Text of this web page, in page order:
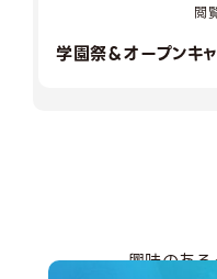
閲
学園祭＆オープンキ
興味のある